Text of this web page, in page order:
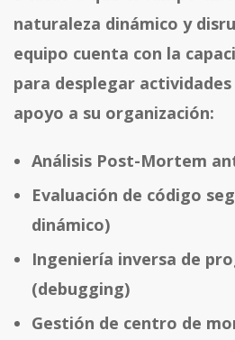
naturaleza dinámico y
equipo cuenta con la
para desplegar
apoyo a su organización:
Análisis Post-Mortem
Evaluación de código
dinámico)
Ingeniería inversa de
(debugging)
Gestión de centro de